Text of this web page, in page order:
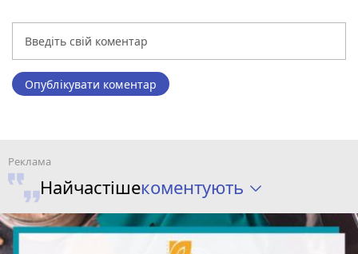
Опублікувати коментар
Найчастішекоментують